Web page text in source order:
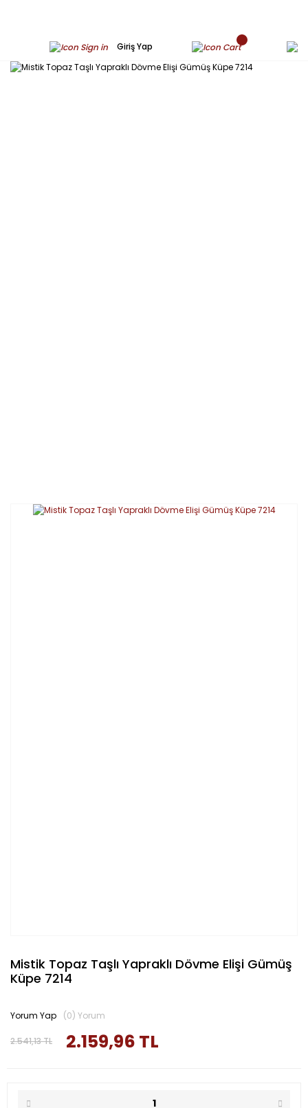
Giriş Yap
Mistik Topaz Taşlı Yapraklı Dövme Elişi Gümüş
Küpe 7214
2.541,13 TL 2.159,96 TL
Yorum Yap (0) Yorum